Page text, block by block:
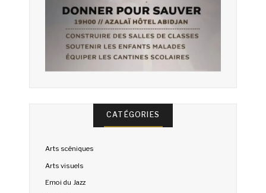
CATÉGORIES
Arts scéniques
Arts visuels
Emoi du Jazz